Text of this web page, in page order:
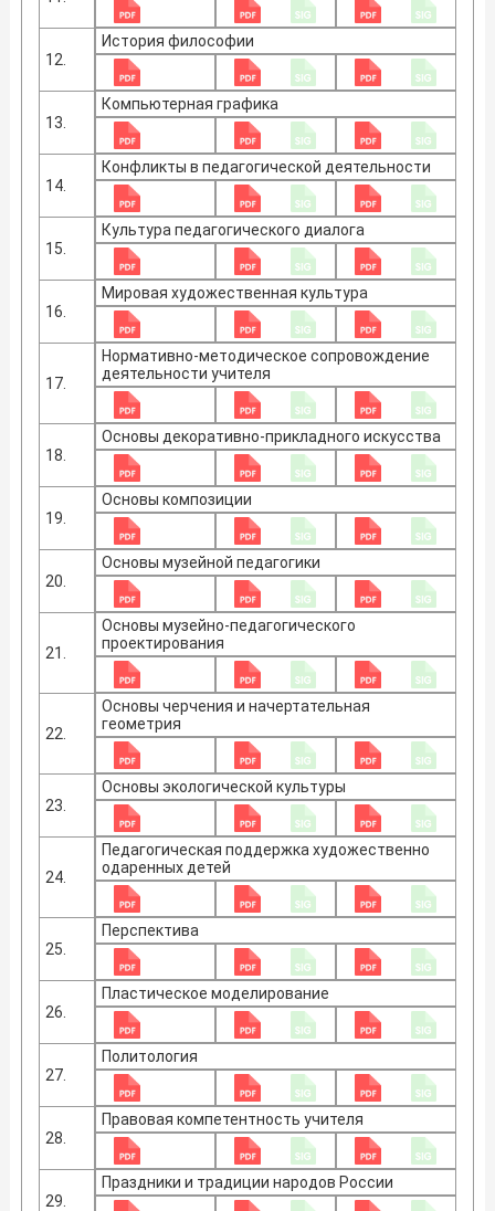
12.
История философии
13.
Компьютерная графика
14.
Конфликты в педагогической деятельности
15.
Культура педагогического диалога
16.
Мировая художественная культура
17.
Нормативно-методическое сопровождение
деятельности учителя
18.
Основы декоративно-прикладного искусства
19.
Основы композиции
20.
Основы музейной педагогики
21.
Основы музейно-педагогического
проектирования
22.
Основы черчения и начертательная
геометрия
23.
Основы экологической культуры
24.
Педагогическая поддержка художественно
одаренных детей
25.
Перспектива
26.
Пластическое моделирование
27.
Политология
28.
Правовая компетентность учителя
29.
Праздники и традиции народов России